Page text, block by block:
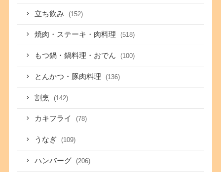
立ち飲み (152)
焼肉・ステーキ・肉料理 (518)
もつ鍋・鍋料理・おでん (100)
とんかつ・豚肉料理 (136)
割烹 (142)
カキフライ (78)
うなぎ (109)
ハンバーグ (206)